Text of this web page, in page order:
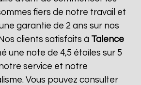
fiers de notre travail et
garantie de 2 ans sur nos
clients satisfaits à Talence
une note de 4,5 étoiles sur 5
service et notre
Vous pouvez consulter